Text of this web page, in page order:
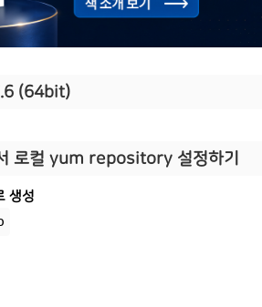
(64bit)
로컬 yum repository 설정하기
생성